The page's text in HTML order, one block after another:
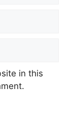
in this